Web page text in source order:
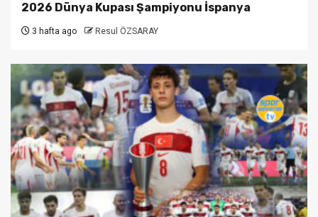
2026 Dünya Kupası Şampiyonu İspanya
3 hafta ago Resul ÖZSARAY